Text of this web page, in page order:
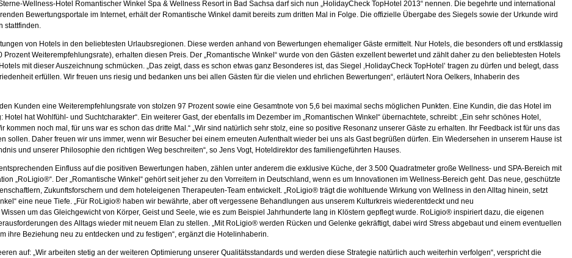
Wellness-Hotel Romantischer Winkel Spa & Wellness Resort in Bad Sachsa darf sich nun „HolidayCheck TopHotel 2013“ nennen. Die begehrte und international
Bewertungsportale im Internet, erhält der Romantische Winkel damit bereits zum dritten Mal in Folge. Die offizielle Übergabe des Siegels sowie der Urkunde wird
stattfinden.
von Hotels in den beliebtesten Urlaubsregionen. Diese werden anhand von Bewertungen ehemaliger Gäste ermittelt. Nur Hotels, die besonders oft und erstklassig
Weiterempfehlungsrate), erhalten diesen Preis. Der „Romantische Winkel“ wurde von den Gästen exzellent bewertet und zählt daher zu den beliebtesten Hotels
mit dieser Auszeichnung schmücken. „Das zeigt, dass es schon etwas ganz Besonderes ist, das Siegel ‚HolidayCheck TopHotel’ tragen zu dürfen und belegt, dass
erfüllen. Wir freuen uns riesig und bedanken uns bei allen Gästen für die vielen und ehrlichen Bewertungen“, erläutert Nora Oelkers, Inhaberin des
Kunden eine Weiterempfehlungsrate von stolzen 97 Prozent sowie eine Gesamtnote von 5,6 bei maximal sechs möglichen Punkten. Eine Kundin, die das Hotel im
hat Wohlfühl- und Suchtcharakter“. Ein weiterer Gast, der ebenfalls im Dezember im „Romantischen Winkel“ übernachtete, schreibt: „Ein sehr schönes Hotel,
noch mal, für uns war es schon das dritte Mal.“ „Wir sind natürlich sehr stolz, eine so positive Resonanz unserer Gäste zu erhalten. Ihr Feedback ist für uns das
Daher freuen wir uns immer, wenn wir Besucher bei einem erneuten Aufenthalt wieder bei uns als Gast begrüßen dürfen. Ein Wiedersehen in unserem Hause ist
und unserer Philosophie den richtigen Weg beschreiten“, so Jens Vogt, Hoteldirektor des familiengeführten Hauses.
Einfluss auf die positiven Bewertungen haben, zählen unter anderem die exklusive Küche, der 3.500 Quadratmeter große Wellness- und SPA-Bereich mit
„RoLigio®“. Der „Romantische Winkel“ gehört seit jeher zu den Vorreitern in Deutschland, wenn es um Innovationen im Wellness-Bereich geht. Das neue, geschützte
Zukunftsforschern und dem hoteleigenen Therapeuten-Team entwickelt. „RoLigio® trägt die wohltuende Wirkung von Wellness in den Alltag hinein, setzt
eine neue Tiefe. „Für RoLigio® haben wir bewährte, aber oft vergessene Behandlungen aus unserem Kulturkreis wiederentdeckt und neu
um das Gleichgewicht von Körper, Geist und Seele, wie es zum Beispiel Jahrhunderte lang in Klöstern gepflegt wurde. RoLigio® inspiriert dazu, die eigenen
des Alltags wieder mit neuem Elan zu stellen. „Mit RoLigio® werden Rücken und Gelenke gekräftigt, dabei wird Stress abgebaut und einem eventuellen
Beziehung neu zu entdecken und zu festigen“, ergänzt die Hotelinhaberin.
auf: „Wir arbeiten stetig an der weiteren Optimierung unserer Qualitätsstandards und werden diese Strategie natürlich auch weiterhin verfolgen“, verspricht die